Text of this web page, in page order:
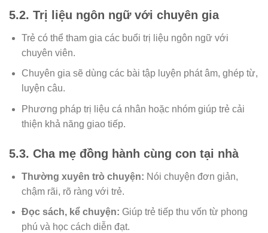
5.2. Trị liệu ngôn ngữ với chuyên gia
Trẻ có thể tham gia các buổi trị liệu ngôn ngữ với
chuyên viên.
Chuyên gia sẽ dùng các bài tập luyện phát âm, ghép từ,
luyện câu.
Phương pháp trị liệu cá nhân hoặc nhóm giúp trẻ cải
thiện khả năng giao tiếp.
5.3. Cha mẹ đồng hành cùng con tại nhà
Thường xuyên trò chuyện: Nói chuyện đơn giản,
chậm rãi, rõ ràng với trẻ.
Đọc sách, kể chuyện: Giúp trẻ tiếp thu vốn từ phong
phú và học cách diễn đạt.